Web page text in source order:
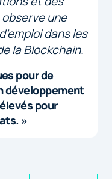
une
dans les
la Blockchain.
pour de
développement
pour
»